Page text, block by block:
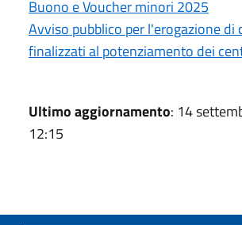
Buono e Voucher minori 2025
Avviso pubblico per l'erogazione di
finalizzati al potenziamento dei
Ultimo aggiornamento: 14
12:15